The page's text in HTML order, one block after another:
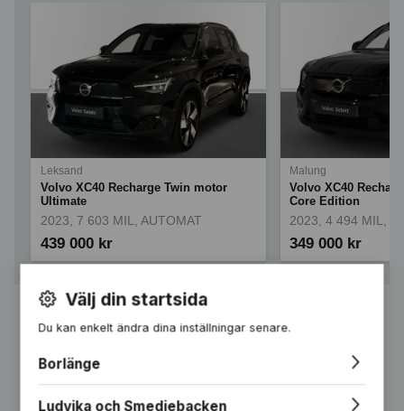
Leksand
Volvo XC40 Recharge Twin motor
Ultimate
2023, 7 603 MIL, AUTOMAT
439 000 kr
Malung
Volvo XC40
Core Edition
2023, 4 494 MIL,
349 000 kr
Se fler bilar
Välj din startsida
Du kan enkelt ändra dina inställningar senare.
Borlänge
Ludvika och Smedjebacken